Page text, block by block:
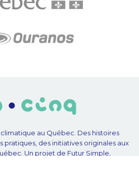
au Québec. Des histoires
pratiques, des initiatives originales aux
Un projet de Futur Simple,